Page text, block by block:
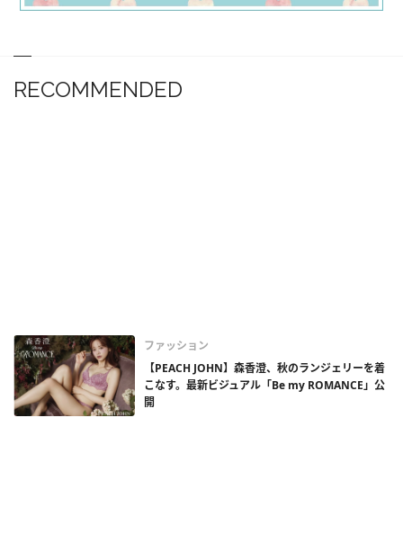
RECOMMENDED
ファッション
【PEACH JOHN】森香澄、秋のランジェリーを着
こなす。最新ビジュアル「Be my ROMANCE」公
開